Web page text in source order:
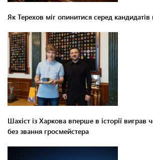
Як Терехов міг опинитися серед кандидатів
Шахіст із Харкова вперше в історії виграв
без звання гросмейстера